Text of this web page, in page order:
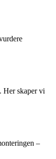
Her skaper vi
–